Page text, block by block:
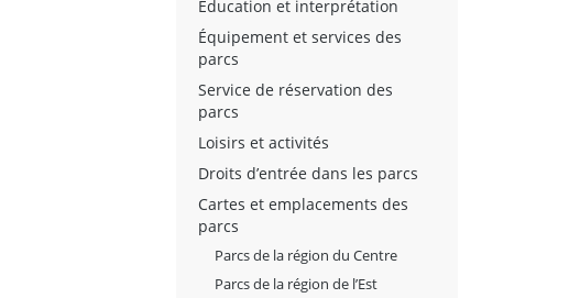
Éducation et interprétation
Équipement et services des
parcs
Service de réservation des
parcs
Loisirs et activités
Droits d’entrée dans les parcs
Cartes et emplacements des
parcs
Parcs de la région du Centre
Parcs de la région de l’Est